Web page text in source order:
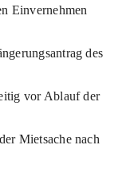
Einvernehmen
des
vor Ablauf der
Mietsache nach